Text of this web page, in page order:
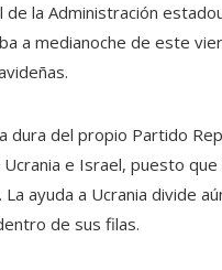
la Administración
a medianoche de este
dura del propio Partido
e Israel, puesto
ayuda a Ucrania divide
de sus filas.